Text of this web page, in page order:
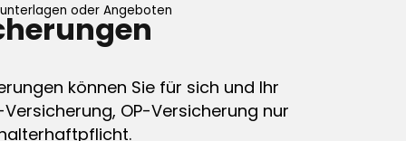
oder Angeboten
können Sie für sich und Ihr
OP-Versicherung nur